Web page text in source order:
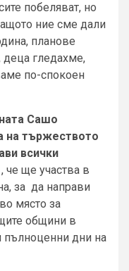
побеляват, но
ние сме дали
планове
гледахме,
по-спокоен
Сашо
на тържеството
всички
че ще участва в
за да направи
място за
общини в
пълноценни дни на